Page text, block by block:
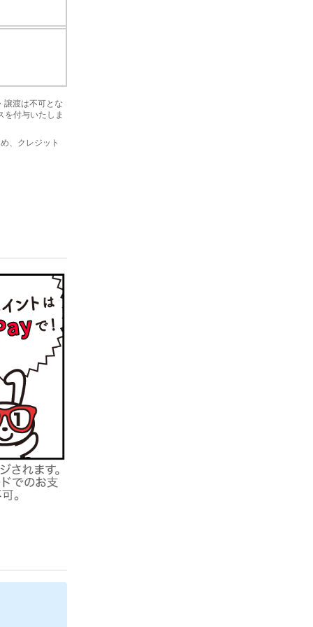
譲渡は不可とな
を付与いたしま
、クレジット